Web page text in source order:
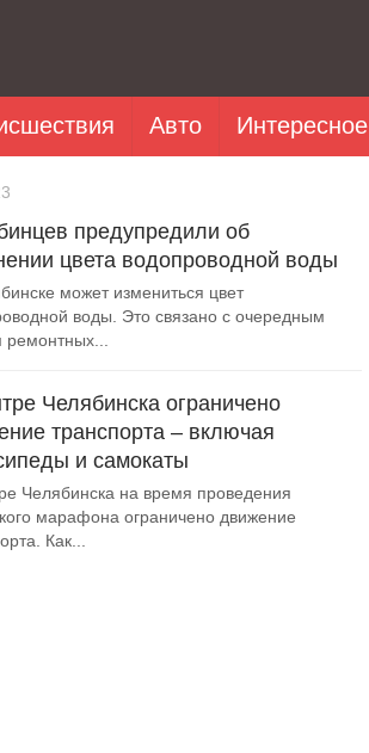
Авто Интересное
предупредили об
цвета водопроводной воды
может измениться цвет
воды. Это связано с очередным
ремонтных...
Челябинска ограничено
транспорта – включая
и самокаты
Челябинска на время проведения
марафона ограничено движение
Как...